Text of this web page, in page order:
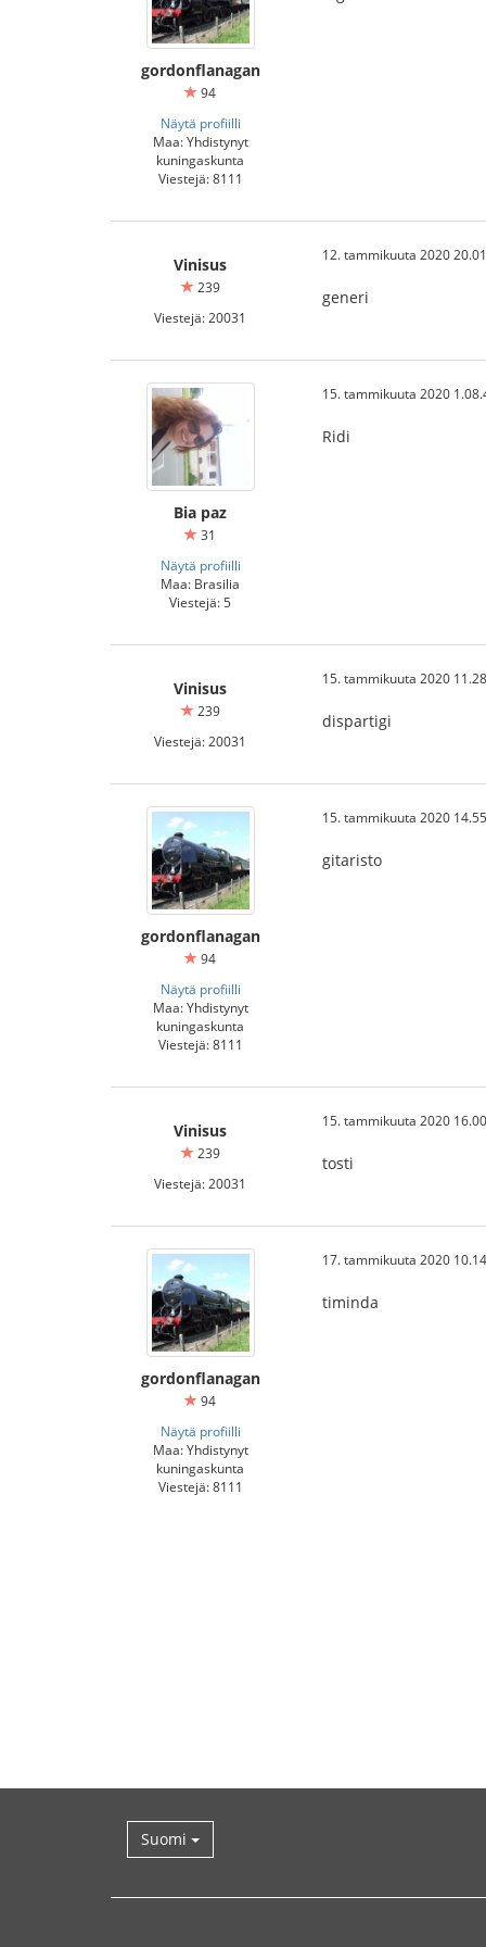
gordonflanagan
94
Näytä profiilli
Maa: Yhdistynyt
kuningaskunta
Viestejä: 8111
Vinisus
239
Viestejä: 20031
12. tammikuuta 2020
generi
Bia paz
31
Näytä profiilli
Maa: Brasilia
Viestejä: 5
15. tammikuuta 2020
Ridi
Vinisus
239
Viestejä: 20031
15. tammikuuta 2020
dispartigi
gordonflanagan
94
Näytä profiilli
Maa: Yhdistynyt
kuningaskunta
Viestejä: 8111
15. tammikuuta 2020
gitaristo
Vinisus
239
Viestejä: 20031
15. tammikuuta 2020
tosti
gordonflanagan
94
Näytä profiilli
Maa: Yhdistynyt
kuningaskunta
Viestejä: 8111
17. tammikuuta 2020
timinda
Suomi